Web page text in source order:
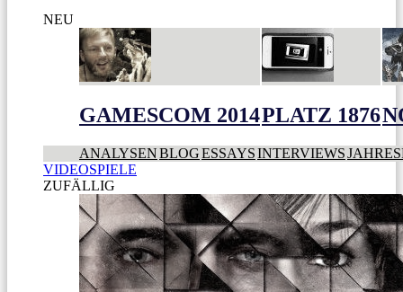
NEU
GAMESCOM 2014PLATZ 1876
ANALYSENBLOGESSAYSINTERVIEWS
VIDEOSPIELE
ZUFÄLLIG